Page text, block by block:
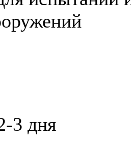
3 дня